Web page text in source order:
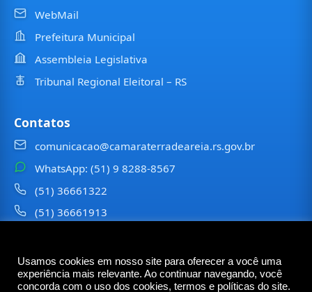
WebMail
Prefeitura Municipal
Assembleia Legislativa
Tribunal Regional Eleitoral – RS
Contatos
comunicacao@camaraterradeareia.rs.gov.br
WhatsApp: (51) 9 8288-8567
(51) 36661322
(51) 36661913
©2026Câmara Municipal deTerra de Areia— Todos os
direitos reservados
Usamos cookies em nosso site para oferecer a você uma
experiência mais relevante. Ao continuar navegando, você
concorda com o uso dos cookies, termos e políticas do site.